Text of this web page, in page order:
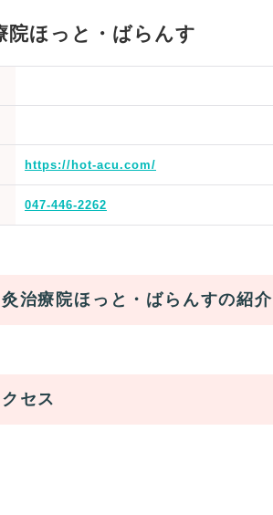
院ほっと・ばらんす
https://hot-acu.com/
047-446-2262
治療院ほっと・ばらんすの紹介
セス